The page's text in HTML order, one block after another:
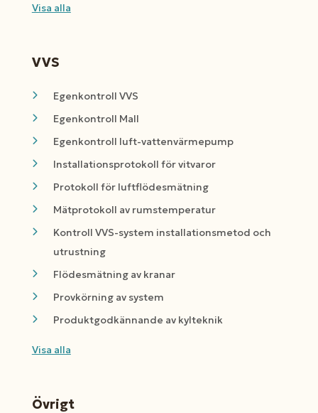
Visa alla
VVS
Egenkontroll VVS
Egenkontroll Mall
Egenkontroll luft-vattenvärmepump
Installationsprotokoll för vitvaror
Protokoll för luftflödesmätning
Mätprotokoll av rumstemperatur
Kontroll VVS-system installationsmetod och
utrustning
Flödesmätning av kranar
Provkörning av system
Produktgodkännande av kylteknik
Visa alla
Övrigt